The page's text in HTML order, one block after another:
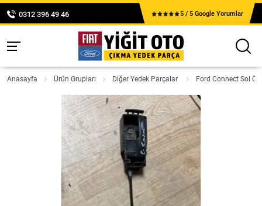
0312 396 49 46 5 / 5 Google Yorumlar
Anasayfa Ürün Grupları Diğer Yedek Parçalar Ford Connect Sol